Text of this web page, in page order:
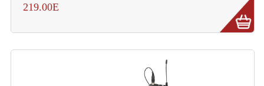
Structure Et Angles Quatro Deco
Structures
219.00E